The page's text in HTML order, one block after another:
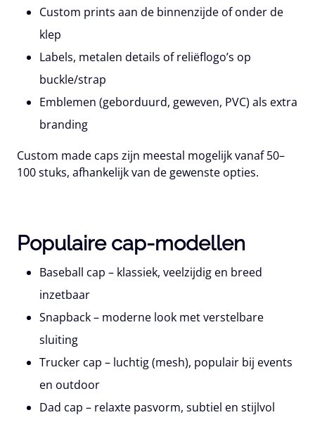
Custom prints aan de binnenzijde of onder de
klep
Labels, metalen details of reliëflogo’s op
buckle/strap
Emblemen (geborduurd, geweven, PVC) als extra
branding
Custom made caps zijn meestal mogelijk vanaf50–
100 stuks, afhankelijk van de gewenste opties.
Populaire cap-modellen
Baseball cap – klassiek, veelzijdig en breed
inzetbaar
Snapback– moderne look met verstelbare
sluiting
Trucker cap – luchtig (mesh), populair bij events
en outdoor
Dad cap – relaxte pasvorm, subtiel en stijlvol